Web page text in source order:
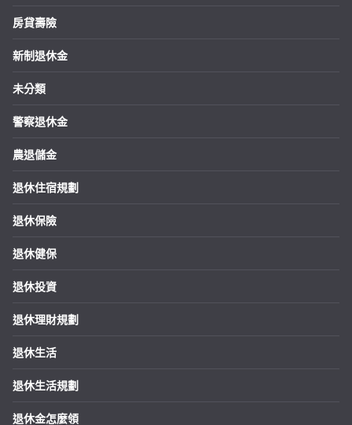
房貸壽險
新制退休金
未分類
警察退休金
農退儲金
退休住宿規劃
退休保險
退休健保
退休投資
退休理財規劃
退休生活
退休生活規劃
退休金怎麼領